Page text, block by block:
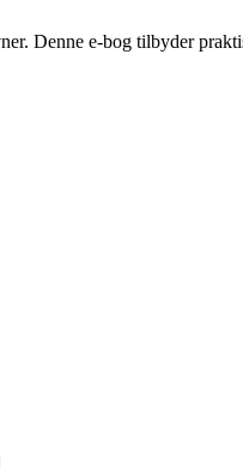
Denne e-bog tilbyder